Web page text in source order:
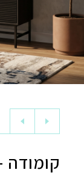
קומודה